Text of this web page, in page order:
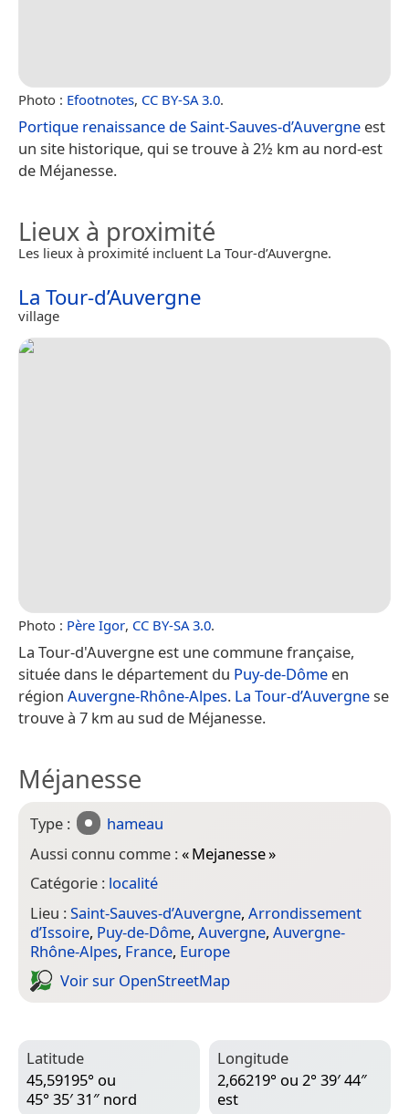
Photo : Efootnotes, CC BY-SA 3.0.
Portique renaissance de Saint-Sauves-d’Auvergne est
un site historique, qui se trouve à 2½ km au nord-est
de Méjanesse.
Lieux à proximité
Les lieux à proximité incluent La Tour-d’Auvergne.
La Tour-d’Auvergne
village
Photo : Père Igor, CC BY-SA 3.0.
La Tour-d'Auvergne est une commune française,
située dans le département du Puy-de-Dôme en
région Auvergne-Rhône-Alpes. La Tour-d’Auvergnese
trouve à 7 km au sud de Méjanesse.
Méjanesse
Type :
hameau
Aussi connu comme :«Mejanesse»
Catégorie : localité
Lieu :Saint-Sauves-d’Auvergne, Arrondissement
d’Issoire, Puy-de-Dôme, Auvergne, Auvergne-
Rhône-Alpes, France, Europe
Voir sur Open­Street­Map
Latitude
45,59195° ou
45° 35′ 31″ nord
Longitude
2,66219° ou 2° 39′ 44″
est